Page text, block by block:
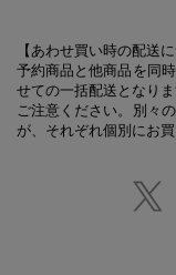
【あわせ買い時の配送に
予約商品と他商品を同
せての一括配送となりま
ご注意ください。別々
が、それぞれ個別にお買